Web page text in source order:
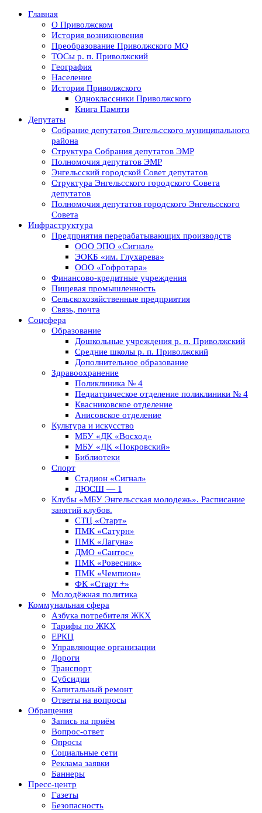
Главная
О Приволжском
История возникновения
Преобразование Приволжского МО
ТОСы р. п. Приволжский
География
Население
История Приволжского
Одноклассники Приволжского
Книга Памяти
Депутаты
Собрание депутатов Энгельсского муниципального
района
Структура Собрания депутатов ЭМР
Полномочия депутатов ЭМР
Энгельсский городской Совет депутатов
Структура Энгельсского городского Совета
депутатов
Полномочия депутатов городского Энгельсского
Совета
Инфраструктура
Предприятия перерабатывающих производств
ООО ЭПО «Сигнал»
ЭОКБ «им. Глухарева»
ООО «Гофротара»
Финансово-кредитные учреждения
Пищевая промышленность
Сельскохозяйственные предприятия
Связь, почта
Соцсфера
Образование
Дошкольные учреждения р. п. Приволжский
Средние школы р. п. Приволжский
Дополнительное образование
Здравоохранение
Поликлиника № 4
Педиатрическое отделение поликлиники № 4
Квасниковское отделение
Анисовское отделение
Культура и искусство
МБУ «ДК «Восход»
МБУ «ДК «Покровский»
Библиотеки
Спорт
Стадион «Сигнал»
ДЮСШ — 1
Клубы «МБУ Энгельсская молодежь». Расписание
занятий клубов.
СТЦ «Старт»
ПМК «Сатурн»
ПМК «Лагуна»
ДМО «Сантос»
ПМК «Ровесник»
ПМК «Чемпион»
ФК «Старт +»
Молодёжная политика
Коммунальная сфера
Азбука потребителя ЖКХ
Тарифы по ЖКХ
ЕРКЦ
Управляющие организации
Дороги
Транспорт
Субсидии
Капитальный ремонт
Ответы на вопросы
Обращения
Запись на приём
Вопрос-ответ
Опросы
Социальные сети
Реклама заявки
Баннеры
Пресс-центр
Газеты
Безопасность